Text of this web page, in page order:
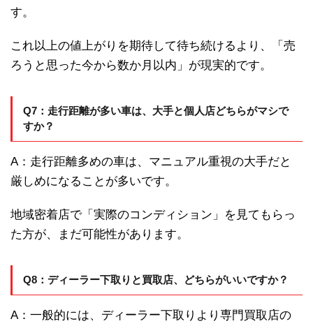
す。
これ以上の値上がりを期待して待ち続けるより、「売
ろうと思った今から数か月以内」が現実的です。
Q7：走行距離が多い車は、大手と個人店どちらがマシで
すか？
A：走行距離多めの車は、マニュアル重視の大手だと
厳しめになることが多いです。
地域密着店で「実際のコンディション」を見てもらっ
た方が、まだ可能性があります。
Q8：ディーラー下取りと買取店、どちらがいいですか？
A：一般的には、ディーラー下取りより専門買取店の